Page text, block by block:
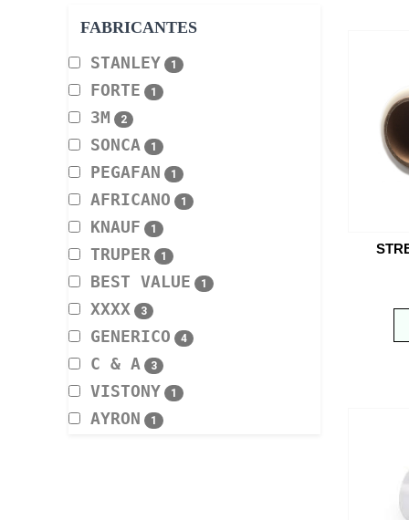
FABRICANTES
STANLEY 1
FORTE 1
3M 2
SONCA 1
PEGAFAN 1
AFRICANO 1
KNAUF 1
TRUPER 1
BEST VALUE 1
XXXX 3
GENERICO 4
C & A 3
VISTONY 1
AYRON 1